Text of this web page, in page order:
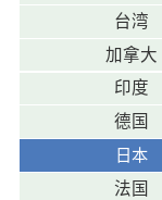
台湾
加拿大
印度
德国
日本
法国